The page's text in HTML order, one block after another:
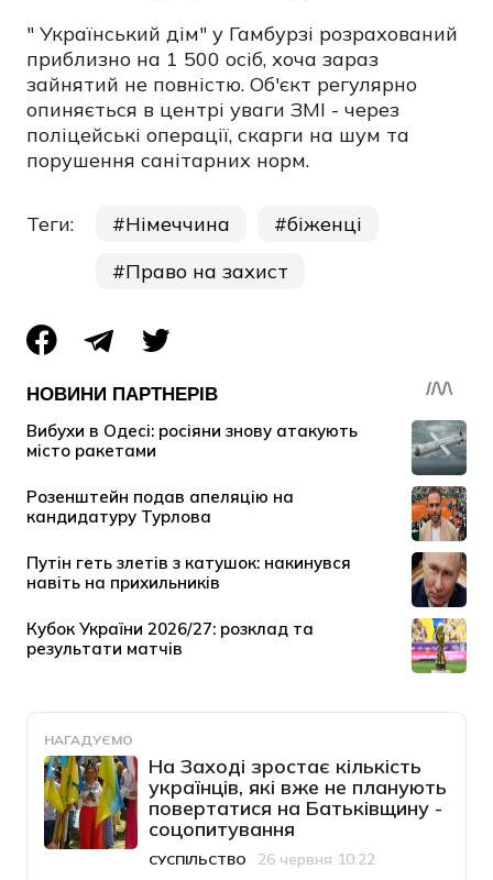
" Український дім" у Гамбурзі розрахований
приблизно на 1 500 осіб, хоча зараз
зайнятий не повністю. Об'єкт регулярно
опиняється в центрі уваги ЗМІ - через
поліцейські операції, скарги на шум та
порушення санітарних норм.
Теги: Німеччина
біженці
Право на захист
НАГАДУЄМО
На Заході зростає кількість
українців, які вже не планують
повертатися на Батьківщину -
соцопитування
Категорія
СУСПІЛЬСТВО
Дата публікації26 червня 10:22